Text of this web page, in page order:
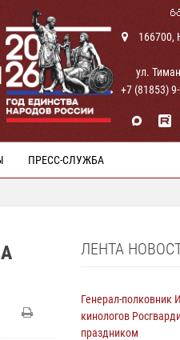
166700,
ул.
+7 (81853)
ПРЕСС-СЛУЖБА
ЛЕНТА
Генерал-полковник
кинологов
праздником